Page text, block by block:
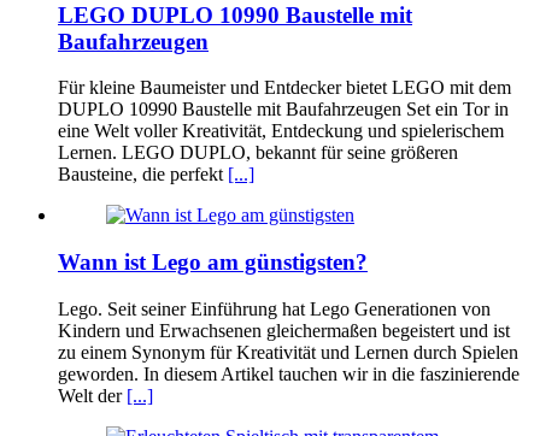
LEGO DUPLO 10990 Baustelle mit
Baufahrzeugen
Für kleine Baumeister und Entdecker bietet LEGO mit dem
DUPLO 10990 Baustelle mit Baufahrzeugen Set ein Tor in
eine Welt voller Kreativität, Entdeckung und spielerischem
Lernen. LEGO DUPLO, bekannt für seine größeren
Bausteine, die perfekt [...]
Wann ist Lego am günstigsten?
Lego. Seit seiner Einführung hat Lego Generationen von
Kindern und Erwachsenen gleichermaßen begeistert und ist
zu einem Synonym für Kreativität und Lernen durch Spielen
geworden. In diesem Artikel tauchen wir in die faszinierende
Welt der [...]